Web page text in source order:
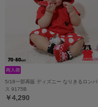
5/18一部再販 ディズニー なりきるロンパ
ス 9175B
￥4,290